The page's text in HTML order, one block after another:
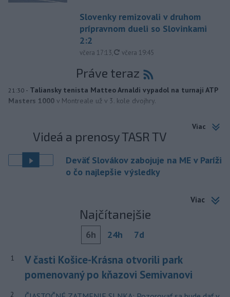
Slovenky remizovali v druhom
prípravnom dueli so Slovinkami
2:2
včera 17:13, aktualizované
včera 19:45
Práve teraz
21:30 - Taliansky tenista Matteo Arnaldi vypadol na turnaji ATP
Masters 1000 v Montreale už v 3. kole dvojhry.
Viac
Videá a prenosy TASR TV
Deväť Slovákov zabojuje na ME v Paríži
o čo najlepšie výsledky
Viac
Najčítanejšie
6h 24h 7d
1
V časti Košice-Krásna otvorili park
pomenovaný po kňazovi Semivanovi
2